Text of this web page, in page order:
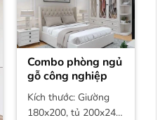
Combo phòng ngủ
gỗ công nghiệp
Kích thước: Giường
180x200, tủ 200x240